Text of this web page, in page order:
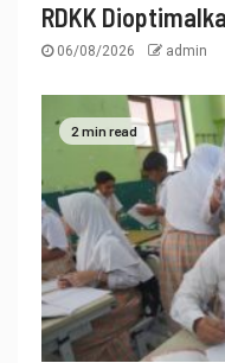
RDKK
06/08/2026 admin
2 min read